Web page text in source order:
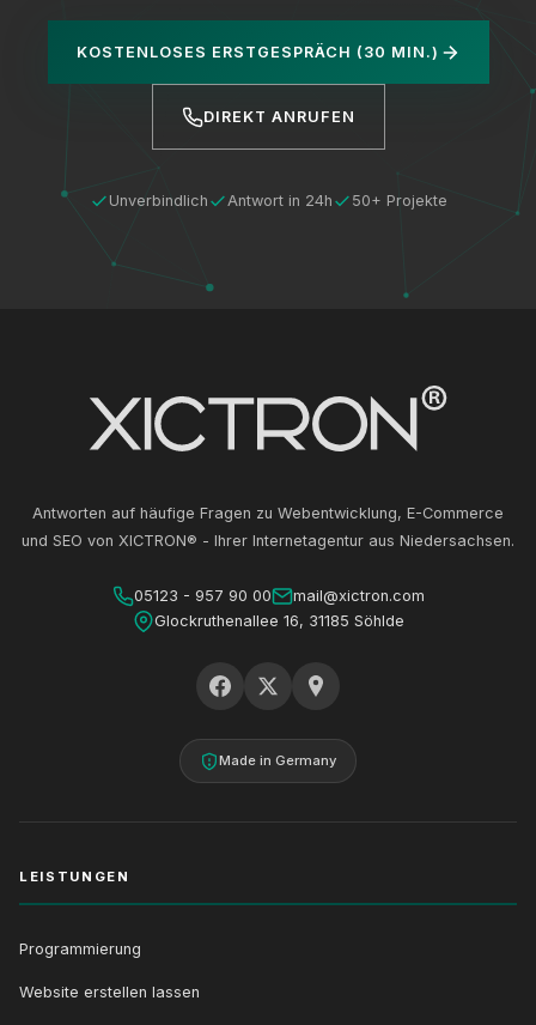
KOSTENLOSES ERSTGESPRÄCH (30 MIN.)
DIREKT ANRUFEN
Unverbindlich Antwort in 24h 50+ Projekte
Antworten auf häufige Fragen zu Webentwicklung, E-Commerce
und SEO von XICTRON® - Ihrer Internetagentur aus Niedersachsen.
05123 - 957 90 00
mail@xictron.com
Glockruthenallee 16, 31185 Söhlde
Made in Germany
LEISTUNGEN
Programmierung
Website erstellen lassen